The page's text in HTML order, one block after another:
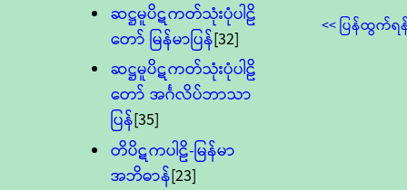
ဆဋ္ဌမူပိဋကတ်သုံးပုံပါဠိ
တော် မြန်မာပြန်[32]
ဆဋ္ဌမူပိဋကတ်သုံးပုံပါဠိ
တော် အင်္ဂလိပ်ဘာသာ
ပြန်[35]
တိပိဋကပါဠိ-မြန်မာ
အဘိဓာန်[23]
<< ပြန်ထွက်ရ